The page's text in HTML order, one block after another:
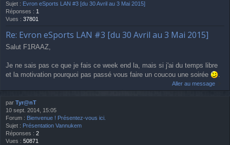
Sujet : Evron eSports LAN #3 [du 30 Avril au 3 Mai 2015]
Réponses : 1
Vues : 37801
Re: Evron eSports LAN #3 [du 30 Avril au 3 Mai 2015]
Salut F1RAAZ,
Je ne sais pas ce que je fais ce week end la, mais si j'ai du temps libre
et la motivation pourquoi pas passé vous faire un coucou une soirée
.
Aller au message
par Tyr@nT
10 sept. 2014, 15:05
Forum : Bienvenue ! Présentez-vous ici.
Sujet : Présentation Vannukem
Réponses : 2
Vues : 50871